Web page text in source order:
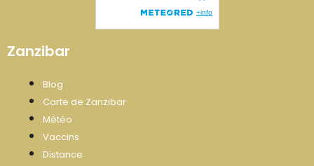
Zanzibar
Blog
Carte de Zanzibar
Météo
Vaccins
Distance